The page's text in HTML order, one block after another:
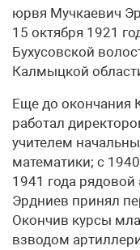
юрвя Мучкаевич
15 октября 1921
Бухусовской
Калмыцкой
Еще до окончания
работал
учителем
математики; с
1941 года
Эрдниев принял
Окончив курсы
взводом